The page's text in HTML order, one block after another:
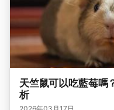
天竺鼠可以吃藍莓嗎
析